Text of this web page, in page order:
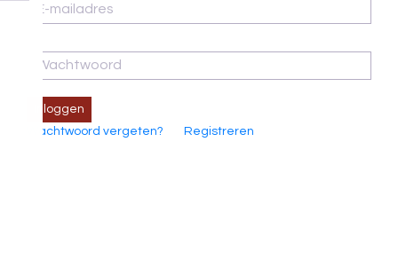
Inloggen
Wachtwoord vergeten?
Registreren